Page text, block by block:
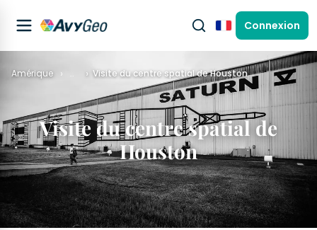
FrançaisConnexion
Amérique … Visite du centre spatial de Houston
Visite du centre spatial de
Houston